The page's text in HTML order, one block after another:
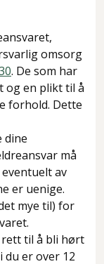
omsorg
. De som har
og en plikt til å
forhold. Dette
dine
må
av
er uenige.
mye til) for
rett til å bli hørt
du er over 12